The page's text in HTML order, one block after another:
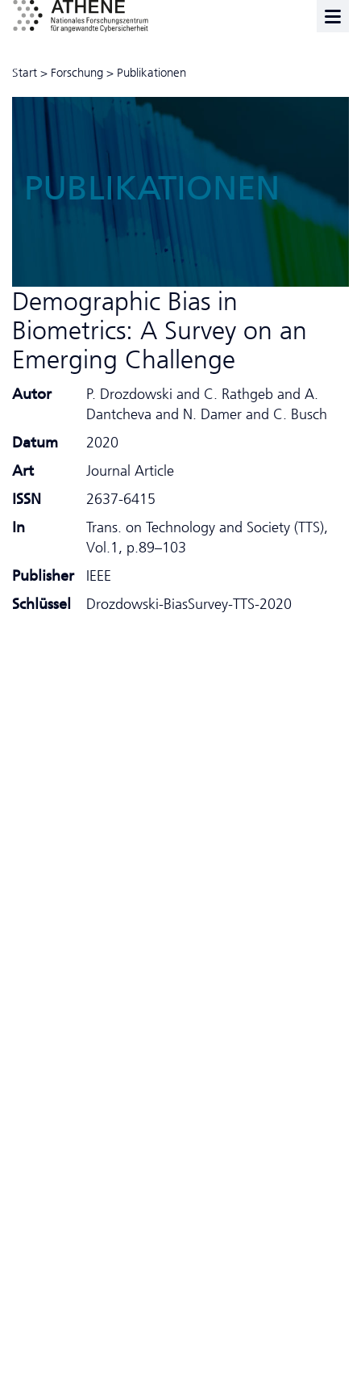
Start > Forschung > Publikationen
PUBLIKATIONEN
Demographic Bias in
Biometrics: A Survey on an
Emerging Challenge
Autor
P. Drozdowski and C. Rathgeb and A.
Dantcheva and N. Damer and C. Busch
Datum
2020
Art
Journal Article
ISSN
2637-6415
In
Trans. on Technology and Society (TTS),
Vol.1, p.89–103
Publisher
IEEE
Schlüssel
Drozdowski-BiasSurvey-TTS-2020